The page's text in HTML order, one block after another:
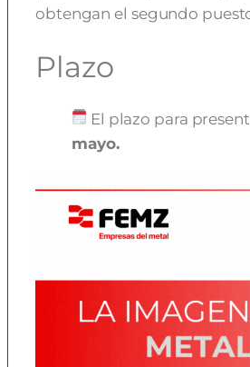
obtengan el segundo
Plazo
El plazo para
mayo.